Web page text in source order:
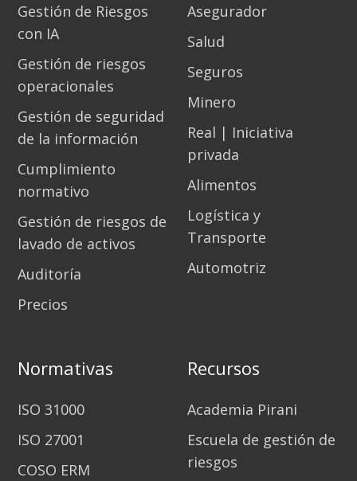
Gestión de Riesgos
con IA
Gestión de riesgos
operacionales
Gestión de seguridad
de la información
Cumplimiento
normativo
Gestión de riesgos de
lavado de activos
Auditoría
Precios
Asegurador
Salud
Seguros
Minero
Real | Iniciativa
privada
Alimentos
Logística y
Transporte
Automotriz
Normativas
ISO 31000
ISO 27001
COSO ERM
Recursos
Academia Pirani
Escuela de gestión de
riesgos